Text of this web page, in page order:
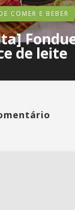
COMER E BEBER
de leite